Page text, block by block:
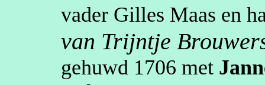
vader Gilles Maas en
van Trijntje
gehuwd 1706 met